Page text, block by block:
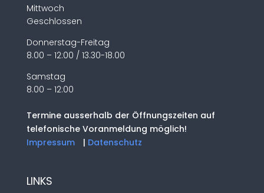
Mittwoch
Geschlossen
Donnerstag-Freitag
8.00 – 12:00 / 13.30-18.00
Samstag
8.00 – 12:00
Termine ausserhalb der Öffnungszeiten auf
telefonische Voranmeldung möglich!
Impressum
| Datenschutz
LINKS